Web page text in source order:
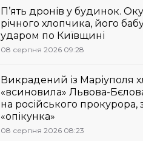
П’ять дронів у будинок.
річного хлопчика, його
ударом по Київщині
08 серпня 2026 09:28
Викрадений із Маріуполя
«всиновила» Львова-
на російського прокурора,
«опікунка»
08 серпня 2026 08:23